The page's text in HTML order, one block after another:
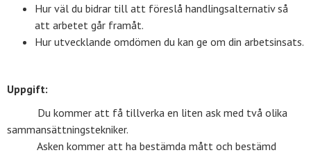
Hur väl du bidrar till att föreslå handlingsalternativ så
att arbetet går framåt.
Hur utvecklande omdömen du kan ge om din arbetsinsats.
Uppgift:
Du kommer att få tillverka en liten ask med två olika
sammansättningstekniker.
Asken kommer att ha bestämda mått och bestämd